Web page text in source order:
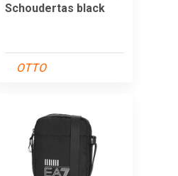
Schoudertas black
OTTO